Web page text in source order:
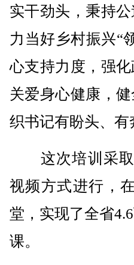
实干劲头，秉持
力当好乡村振兴“
心支持力度，强
关爱身心健康，
织书记有盼头、有
这次培训采取“
视频方式进行，
堂，实现了全省
课。